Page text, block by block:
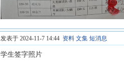
发表于 2024-11-7 14:44 资料 文集 短消息
学生签字照片